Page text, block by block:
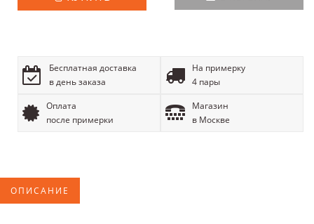
Бесплатная доставка
в день заказа
На примерку
4 пары
Оплата
после примерки
Магазин
в Москве
ОПИСАНИЕ